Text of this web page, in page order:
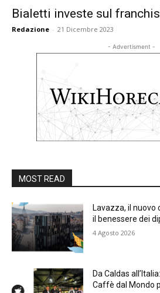
Bialetti investe sul
Redazione - 21 Dicembre 2023
- Advertisment -
MOST READ
Lavazza, il
il benessere dei
4 Agosto 2026
Da Caldas
Caffè dal Mondo